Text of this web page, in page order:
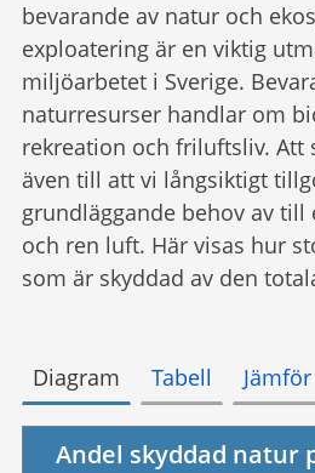
bevarande av natur och
exploatering är en viktig
miljöarbetet i Sverige.
naturresurser handlar om
rekreation och friluftsliv. Att
även till att vi långsiktigt
grundläggande behov av till
och ren luft. Här visas hur
som är skyddad av den
Diagram Tabell Jämför
Andel skyddad natur